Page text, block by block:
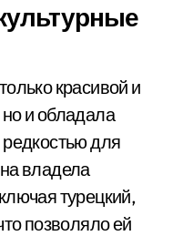
красивой и
и обладала
для
владела
турецкий,
позволяло ей